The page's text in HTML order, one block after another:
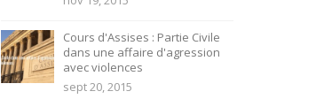
Cours d'Assises : Partie Civile
dans une affaire d'agression
avec violences
sept 20, 2015